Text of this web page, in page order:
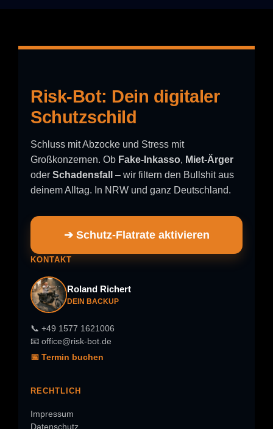
Risk-Bot: Dein digitaler
Schutzschild
Schluss mit Abzocke und Stress mit
Großkonzernen. Ob Fake-Inkasso, Miet-Ärger
oder Schadensfall
– wir filtern den Bullshit aus
deinem Alltag. In NRW und ganz Deutschland.
➔ Schutz-Flatrate aktivieren
KONTAKT
Roland Richert
DEIN BACKUP
📞 +49 1577 1621006
📧 office@risk-bot.de
📅 Termin buchen
RECHTLICH
Impressum
Datenschutz